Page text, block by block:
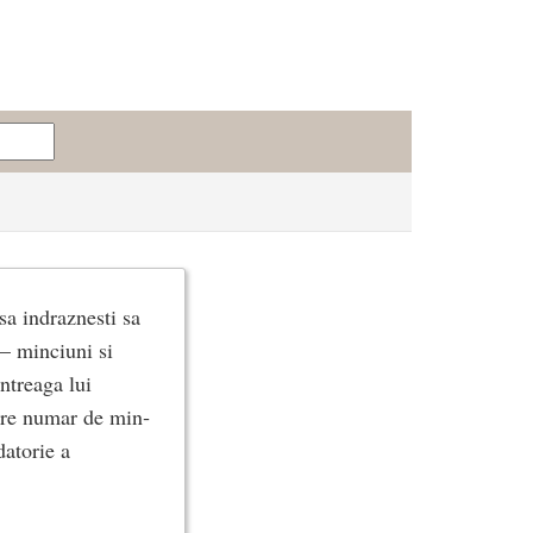
indraznesti sa
minciuni si
lui
numar de min­
a